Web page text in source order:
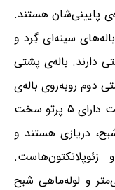
پایینی‌شان هستند.
سینه‌ای گِرد و
دارند. باله‌ی پشتی
دوم روبه‌روی باله‌ی
مخرجی جای گرفته است. باله‌ی پشتی نخست دارای ۵ پرتو سخت
دریازی هستند و
هالیمدا با درازای ۴/۷ سانتی‌متر و لوله‌ماهی شبح